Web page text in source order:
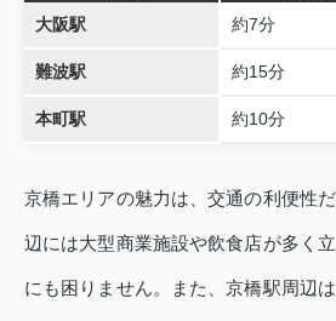
大阪駅 約7分
難波駅 約15分
本町駅 約10分
京橋エリアの魅力は、交通の利便性
辺には大型商業施設や飲食店が多く
にも困りません。また、京橋駅周辺